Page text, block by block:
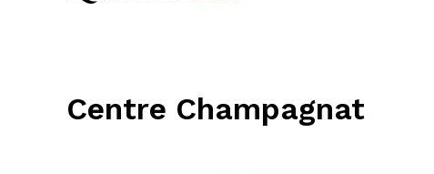
Centre Champagnat